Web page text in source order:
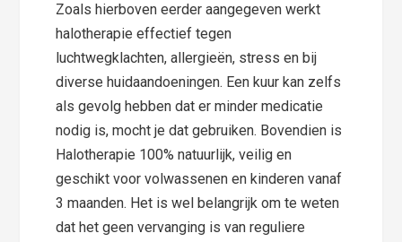
Zoals hierboven eerder aangegeven werkt
halotherapie effectief tegen
luchtwegklachten, allergieën, stress en bij
diverse huidaandoeningen. Een kuur kan zelfs
als gevolg hebben dat er minder medicatie
nodig is, mocht je dat gebruiken. Bovendien is
Halotherapie 100% natuurlijk, veilig en
geschikt voor volwassenen en kinderen vanaf
3 maanden. Het is wel belangrijk om te weten
dat het geen vervanging is van reguliere